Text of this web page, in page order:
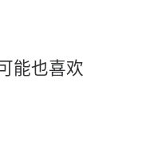
能也喜欢